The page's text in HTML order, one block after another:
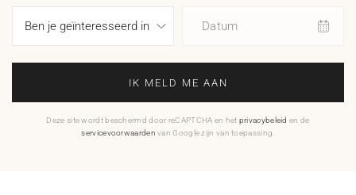
Datum
IK MELD ME AAN
Deze site wordt beschermd door reCAPTCHA en het privacybeleid en de
servicevoorwaarden van Google zijn van toepassing.